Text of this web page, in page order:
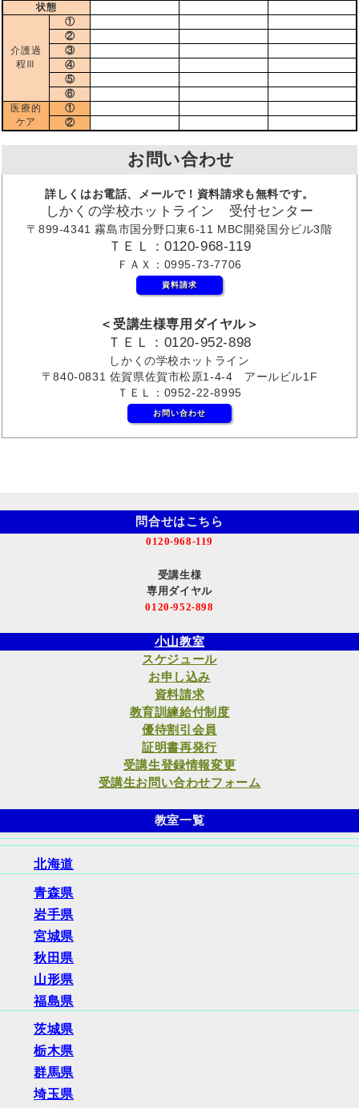
状態
介護過
程Ⅲ
①
②
③
④
⑤
⑥
医療的
ケア
①
②
お問い合わせ
詳しくはお電話、メールで！資料請求も無料です。
しかくの学校ホットライン 受付センター
〒899-4341 霧島市国分野口東6-11 MBC開発国分ビル3階
ＴＥＬ：0120-968-119
ＦＡＸ：0995-73-7706
資料請求
＜受講生様専用ダイヤル＞
ＴＥＬ：0120-952-898
しかくの学校ホットライン
〒840-0831 佐賀県佐賀市松原1-4-4 アールビル1F
ＴＥＬ：0952-22-8995
お問い合わせ
問合せはこちら
0120-968-119
受講生様
専用ダイヤル
0120-952-898
小山教室
スケジュール
お申し込み
資料請求
教育訓練給付制度
優待割引会員
証明書再発行
受講生登録情報変更
受講生お問い合わせフォーム
教室一覧
北海道
青森県
岩手県
宮城県
秋田県
山形県
福島県
茨城県
栃木県
群馬県
埼玉県